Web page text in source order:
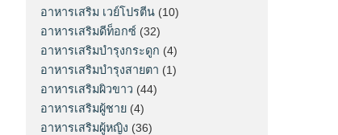
อาหารเสริม เวย์โปรตีน (10)
อาหารเสริมดีท็อกซ์ (32)
อาหารเสริมบำรุงกระดูก (4)
อาหารเสริมบำรุงสายตา (1)
อาหารเสริมผิวขาว (44)
อาหารเสริมผู้ชาย (4)
อาหารเสริมผู้หญิง (36)